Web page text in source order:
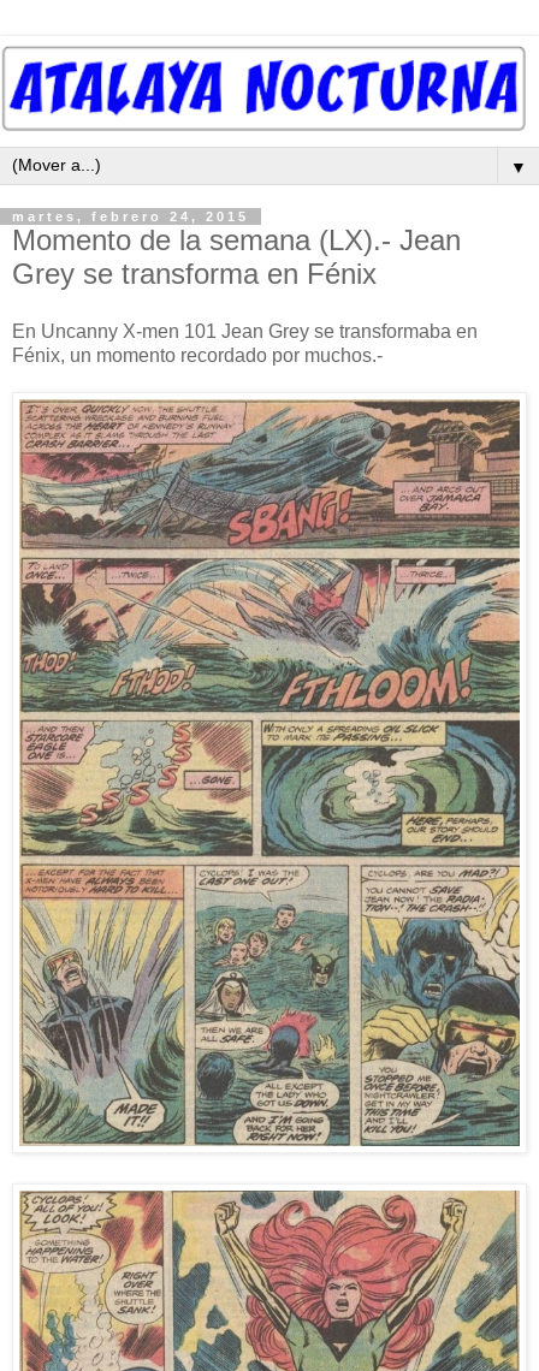
▼
martes, febrero 24, 2015
Momento de la semana (LX).- Jean
Grey se transforma en Fénix
En Uncanny X-men 101 Jean Grey se transformaba en
Fénix, un momento recordado por muchos.-